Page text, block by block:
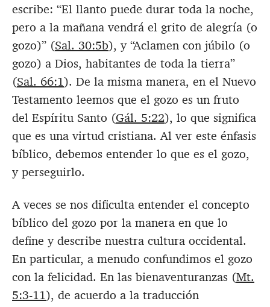
escribe: “El llanto puede durar toda la noche,
pero a la mañana vendrá el grito de alegría (o
gozo)” (Sal. 30:5b), y “Aclamen con júbilo (o
gozo) a Dios, habitantes de toda la tierra”
(Sal. 66:1). De la misma manera, en el Nuevo
Testamento leemos que el gozo es un fruto
del Espíritu Santo (Gál. 5:22), lo que significa
que es una virtud cristiana. Al ver este énfasis
bíblico, debemos entender lo que es el gozo,
y perseguirlo.
A veces se nos dificulta entender el concepto
bíblico del gozo por la manera en que lo
define y describe nuestra cultura occidental.
En particular, a menudo confundimos el gozo
con la felicidad. En las bienaventuranzas (Mt.
5:3-11), de acuerdo a la traducción